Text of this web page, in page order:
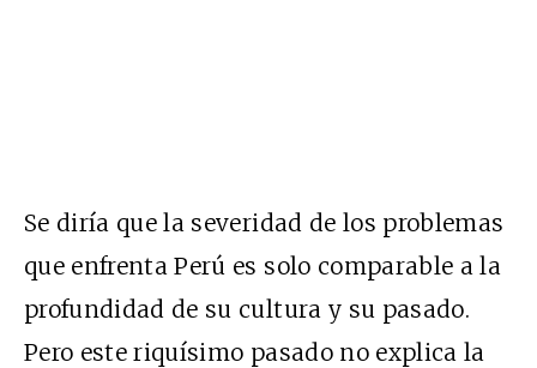
Se diría que la severidad de los problemas
que enfrenta Perú es solo comparable a la
profundidad de su cultura y su pasado.
Pero este riquísimo pasado no explica la